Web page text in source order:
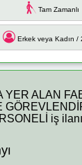
Tam Zamanlı
Erkek veya Kadın /
YER ALAN
iş